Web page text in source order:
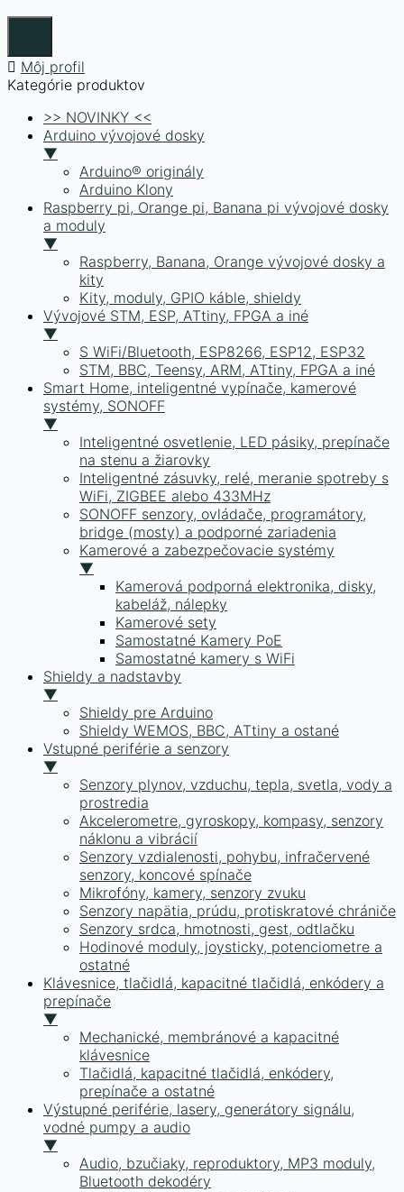
Môj profil
Kategórie produktov
>> NOVINKY <<
Arduino vývojové dosky
▼
Arduino® originály
Arduino Klony
Raspberry pi, Orange pi, Banana pi vývojové dosky
a moduly
▼
Raspberry, Banana, Orange vývojové dosky a
kity
Kity, moduly, GPIO káble, shieldy
Vývojové STM, ESP, ATtiny, FPGA a iné
▼
S WiFi/Bluetooth, ESP8266, ESP12, ESP32
STM, BBC, Teensy, ARM, ATtiny, FPGA a iné
Smart Home, inteligentné vypínače, kamerové
systémy, SONOFF
▼
Inteligentné osvetlenie, LED pásiky, prepínače
na stenu a žiarovky
Inteligentné zásuvky, relé, meranie spotreby s
WiFi, ZIGBEE alebo 433MHz
SONOFF senzory, ovládače, programátory,
bridge (mosty) a podporné zariadenia
Kamerové a zabezpečovacie systémy
▼
Kamerová podporná elektronika, disky,
kabeláž, nálepky
Kamerové sety
Samostatné Kamery PoE
Samostatné kamery s WiFi
Shieldy a nadstavby
▼
Shieldy pre Arduino
Shieldy WEMOS, BBC, ATtiny a ostané
Vstupné periférie a senzory
▼
Senzory plynov, vzduchu, tepla, svetla, vody a
prostredia
Akcelerometre, gyroskopy, kompasy, senzory
náklonu a vibrácií
Senzory vzdialenosti, pohybu, infračervené
senzory, koncové spínače
Mikrofóny, kamery, senzory zvuku
Senzory napätia, prúdu, protiskratové chrániče
Senzory srdca, hmotnosti, gest, odtlačku
Hodinové moduly, joysticky, potenciometre a
ostatné
Klávesnice, tlačidlá, kapacitné tlačidlá, enkódery a
prepínače
▼
Mechanické, membránové a kapacitné
klávesnice
Tlačidlá, kapacitné tlačidlá, enkódery,
prepínače a ostatné
Výstupné periférie, lasery, generátory signálu,
vodné pumpy a audio
▼
Audio, bzučiaky, reproduktory, MP3 moduly,
Bluetooth dekodéry